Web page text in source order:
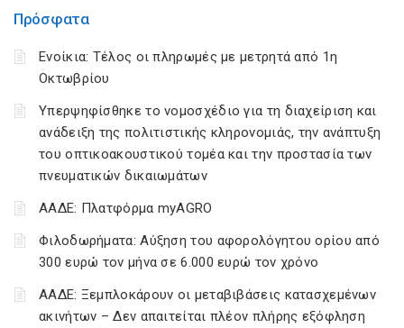
Πρόσφατα
Ενοίκια: Τέλος οι πληρωμές με μετρητά από 1η
Οκτωβρίου
Υπερψηφίσθηκε το νομοσχέδιο για τη διαχείριση και
ανάδειξη της πολιτιστικής κληρονομιάς, την ανάπτυξη
του οπτικοακουστικού τομέα και την προστασία των
πνευματικών δικαιωμάτων
ΑΑΔΕ: Πλατφόρμα myAGRO
Φιλοδωρήματα: Αύξηση του αφορολόγητου ορίου από
300 ευρώ τον μήνα σε 6.000 ευρώ τον χρόνο
ΑΑΔΕ: Ξεμπλοκάρουν οι μεταβιβάσεις κατασχεμένων
ακινήτων – Δεν απαιτείται πλέον πλήρης εξόφληση